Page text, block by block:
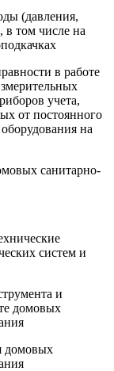
(давления,
том числе на
в работе
учета,
от постоянного
на
санитарно-
систем и
и
домовых
домовых